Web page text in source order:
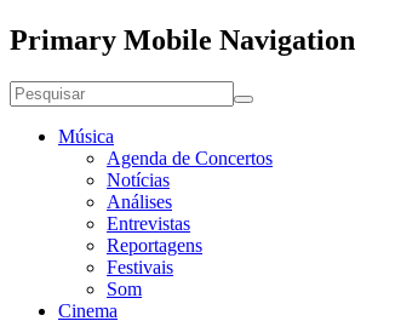
Primary Mobile Navigation
Música
Agenda de Concertos
Notícias
Análises
Entrevistas
Reportagens
Festivais
Som
Cinema